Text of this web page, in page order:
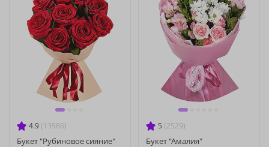
4.9 (13986)
Букет "Рубиновое сияние"
5 (2529)
Букет "Амалия"